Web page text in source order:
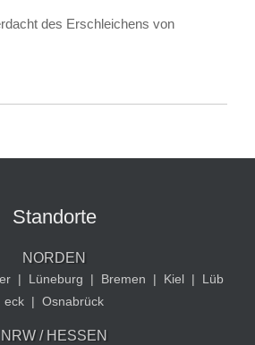
des Erschleichens von
Standorte
NORDEN
| Lüneburg | Bremen | Kiel |
Lüb
eck | Osnabrück
NRW / HESSEN